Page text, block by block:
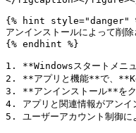
{% hint style="danger"
アンインストールによって削
{% endhint %}
1. **Windowsスタートメニ
2. **アプリと機能**で、
3. **アンインストール**をク
4. アプリと関連情報がアンイ
5. ユーザーアカウント制御に